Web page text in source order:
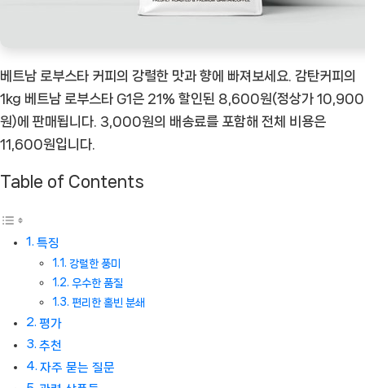
ㅣ
상
품]
베트남 로부스타 커피의 강렬한 맛과 향에 빠져보세요. 감탄커피의
1kg 베트남 로부스타 G1은 21% 할인된 8,600원(정상가 10,900
원)에 판매됩니다. 3,000원의 배송료를 포함해 전체 비용은
11,600원입니다.
Table of Contents
특징
강렬한 풍미
우수한 품질
편리한 홀빈 분쇄
평가
추천
자주 묻는 질문